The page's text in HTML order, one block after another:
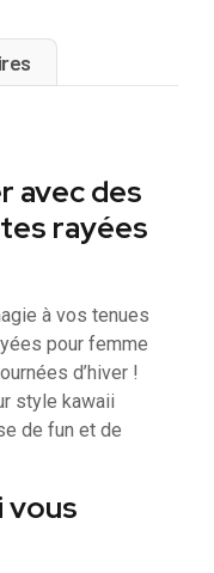
avec des
rayées
à vos tenues
pour femme
d’hiver !
style kawaii
de fun et de
vous